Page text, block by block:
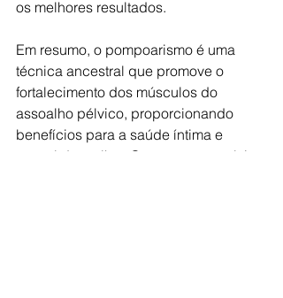
os melhores resultados.
Em resumo, o pompoarismo é uma
técnica ancestral que promove o
fortalecimento dos músculos do
assoalho pélvico, proporcionando
benefícios para a saúde íntima e
sexual da mulher. Com seus exercícios